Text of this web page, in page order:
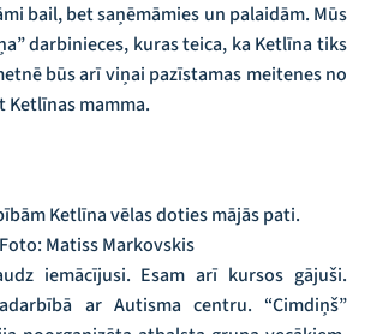
bail, bet saņēmāmies un palaidām. Mūs
darbinieces, kuras teica, ka Ketlīna tiks
būs arī viņai pazīstamas meitenes no
Ketlīnas mamma.
Ketlīna vēlas doties mājās pati.
Foto: Matiss Markovskis
iemācījusi. Esam arī kursos gājuši.
ar Autisma centru. “Cimdiņš”